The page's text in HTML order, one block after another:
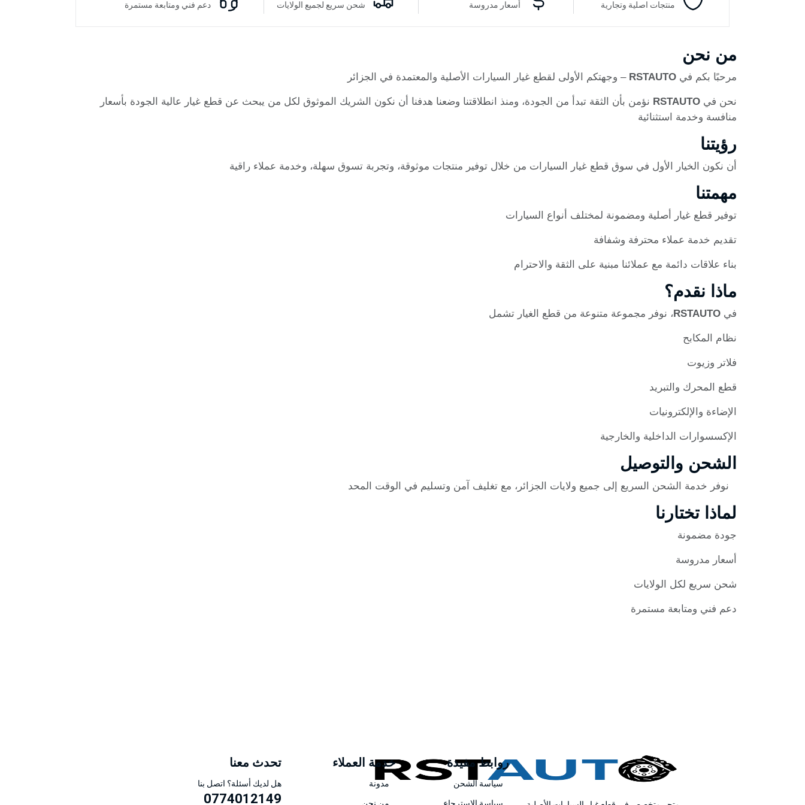
منتجات اصلية وتجارية أسعار مدروسة شحن سريع لجميع الولايات دعم فني ومتابعة مستمرة
من نحن
مرحبًا بكم في RSTAUTO – وجهتكم الأولى لقطع غيار السيارات الأصلية والمعتمدة في الجزائر
نحن في RSTAUTO نؤمن بأن الثقة تبدأ من الجودة، ومنذ انطلاقتنا وضعنا هدفنا أن نكون الشريك الموثوق لكل من يبحث عن قطع غيار عالية الجودة بأسعار
منافسة وخدمة استثنائية
رؤيتنا
أن نكون الخيار الأول في سوق قطع غيار السيارات من خلال توفير منتجات موثوقة، وتجربة تسوق سهلة، وخدمة عملاء راقية
مهمتنا
توفير قطع غيار أصلية ومضمونة لمختلف أنواع السيارات
تقديم خدمة عملاء محترفة وشفافة
بناء علاقات دائمة مع عملائنا مبنية على الثقة والاحترام
ماذا نقدم؟
في RSTAUTO، نوفر مجموعة متنوعة من قطع الغيار تشمل
نظام المكابح
فلاتر وزيوت
قطع المحرك والتبريد
الإضاءة والإلكترونيات
الإكسسوارات الداخلية والخارجية
الشحن والتوصيل
نوفر خدمة الشحن السريع إلى جميع ولايات الجزائر، مع تغليف آمن وتسليم في الوقت المحد
لماذا تختارنا
جودة مضمونة
أسعار مدروسة
شحن سريع لكل الولايات
دعم فني ومتابعة مستمرة
روابط مفيدة
سياسة الشحن
خدمة العملاء
مدونة
تحدث معنا
هل لديك أسئلة؟ اتصل بنا
0774012149